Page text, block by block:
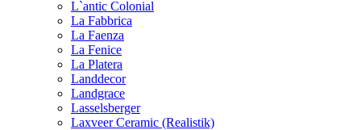
L`antic Colonial
La Fabbrica
La Faenza
La Fenice
La Platera
Landdecor
Landgrace
Lasselsberger
Laxveer Ceramic (Realistik)